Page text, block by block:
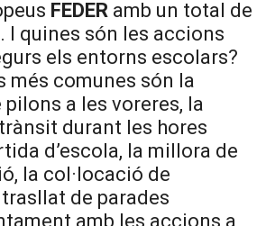
FEDER amb un total de
I quines són les accions
els entorns escolars?
més comunes són la
a les voreres, la
durant les hores
d’escola, la millora de
la col·locació de
de parades
amb les accions a